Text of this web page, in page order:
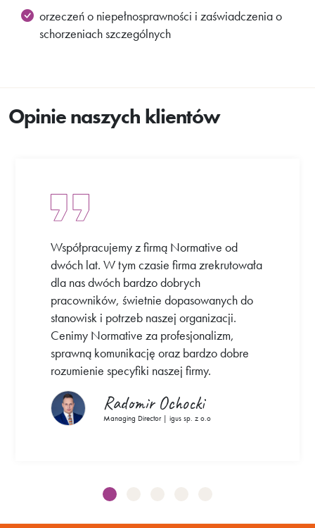
orzeczeń o niepełnosprawności i zaświadczenia o
schorzeniach szczególnych
Opinie naszych klientów
Współpracujemy z firmą Normative od
dwóch lat. W tym czasie firma zrekrutowała
dla nas dwóch bardzo dobrych
pracowników, świetnie dopasowanych do
stanowisk i potrzeb naszej organizacji.
Cenimy Normative za profesjonalizm,
sprawną komunikację oraz bardzo dobre
rozumienie specyfiki naszej firmy.
Radomir Ochocki
Managing Director | igus sp. z o.o